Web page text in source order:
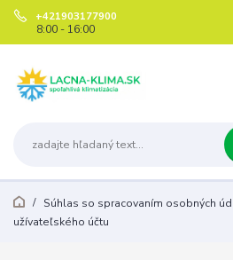
+421903177900
8:00 - 16:00
Súhlas so spracovaním osobných
užívateľského účtu